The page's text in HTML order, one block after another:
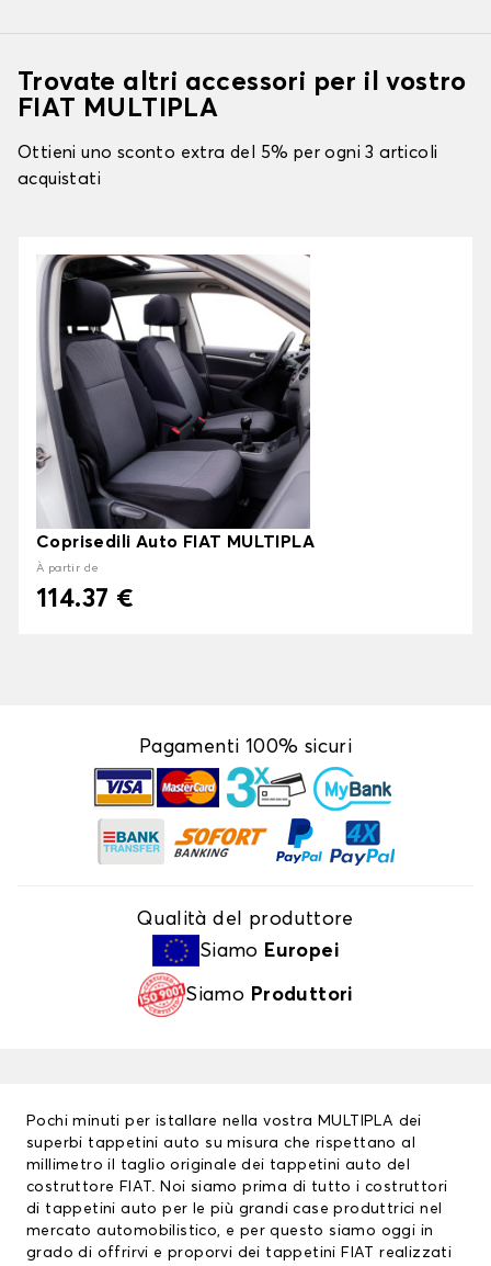
Trovate altri accessori per il vostro
FIAT MULTIPLA
Ottieni uno sconto extra del 5% per ogni 3 articoli
acquistati
Coprisedili Auto FIAT MULTIPLA
À partir de
114.37 €
Pagamenti 100% sicuri
Qualità del produttore
Siamo Europei
Siamo Produttori
Pochi minuti per istallare nella vostra MULTIPLA dei
superbi tappetini auto su misura che rispettano al
millimetro il taglio originale dei tappetini auto del
costruttore FIAT. Noi siamo prima di tutto i costruttori
di tappetini auto per le più grandi case produttrici nel
mercato automobilistico, e per questo siamo oggi in
grado di offrirvi e proporvi dei tappetini FIAT
realizzati